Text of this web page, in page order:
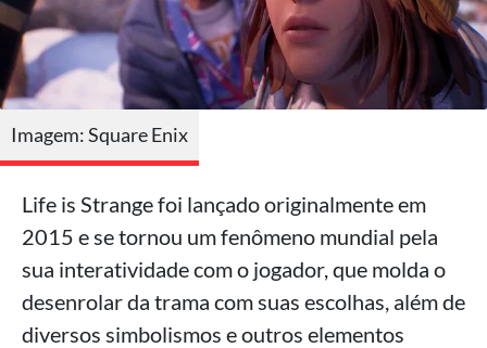
Imagem: Square Enix
Life is Strange foi lançado originalmente em
2015 e se tornou um fenômeno mundial pela
sua interatividade com o jogador, que molda o
desenrolar da trama com suas escolhas, além de
diversos simbolismos e outros elementos